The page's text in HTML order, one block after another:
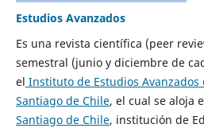
Estudios Avanzados
Es una revista científica (peer
semestral (junio y diciembre de
el Instituto de Estudios
Santiago de Chile, el cual se aloja
Santiago de Chile, institución de